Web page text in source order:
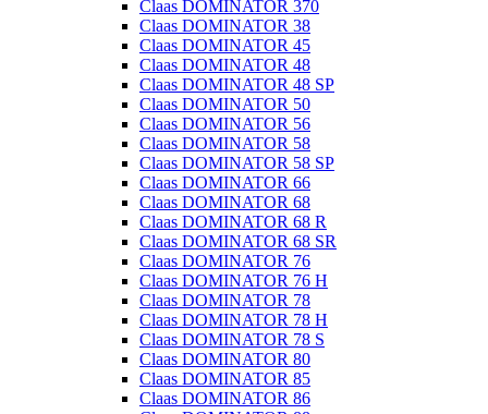
Claas DOMINATOR 370
Claas DOMINATOR 38
Claas DOMINATOR 45
Claas DOMINATOR 48
Claas DOMINATOR 48 SP
Claas DOMINATOR 50
Claas DOMINATOR 56
Claas DOMINATOR 58
Claas DOMINATOR 58 SP
Claas DOMINATOR 66
Claas DOMINATOR 68
Claas DOMINATOR 68 R
Claas DOMINATOR 68 SR
Claas DOMINATOR 76
Claas DOMINATOR 76 H
Claas DOMINATOR 78
Claas DOMINATOR 78 H
Claas DOMINATOR 78 S
Claas DOMINATOR 80
Claas DOMINATOR 85
Claas DOMINATOR 86